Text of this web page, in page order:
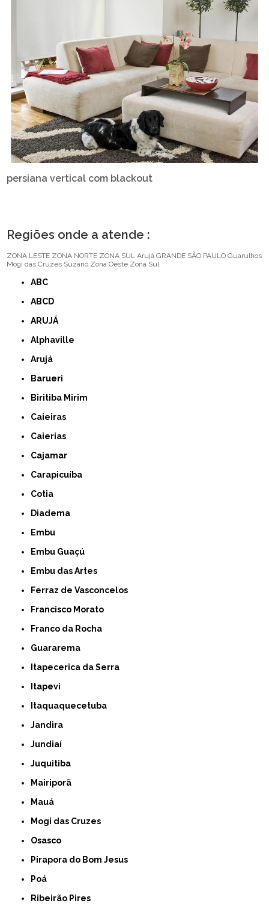
persiana vertical com blackout
Regiões onde a atende :
ZONA LESTE ZONA NORTE ZONA SUL Arujá GRANDE SÃO PAULO Guarulhos
Mogi das Cruzes Suzano Zona Oeste Zona Sul
ABC
ABCD
ARUJÁ
Alphaville
Arujá
Barueri
Biritiba Mirim
Caieiras
Caierias
Cajamar
Carapicuíba
Cotia
Diadema
Embu
Embu Guaçú
Embu das Artes
Ferraz de Vasconcelos
Francisco Morato
Franco da Rocha
Guararema
Itapecerica da Serra
Itapevi
Itaquaquecetuba
Jandira
Jundiaí
Juquitiba
Mairiporã
Mauá
Mogi das Cruzes
Osasco
Pirapora do Bom Jesus
Poá
Ribeirão Pires